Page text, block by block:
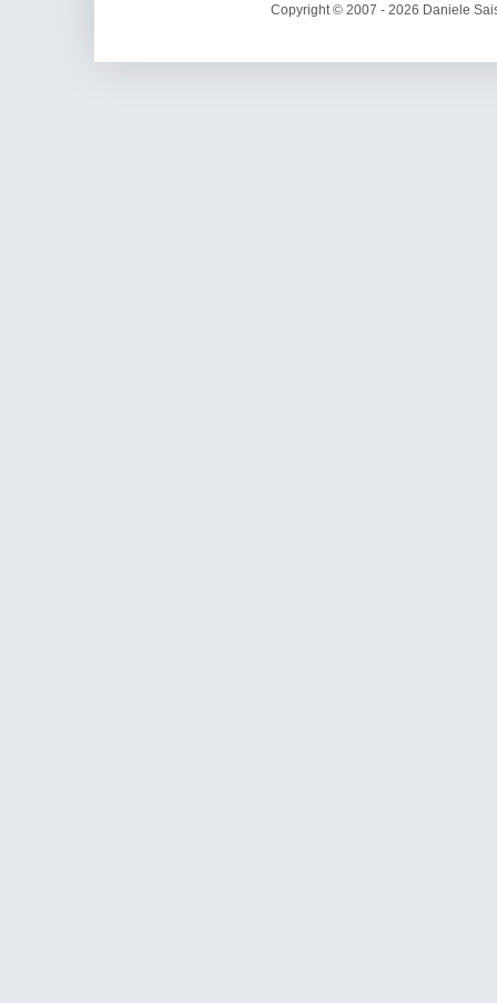
Copyright © 2007 - 2026 Daniele